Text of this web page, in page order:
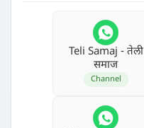
Teli Samaj - तेली
समाज
Channel